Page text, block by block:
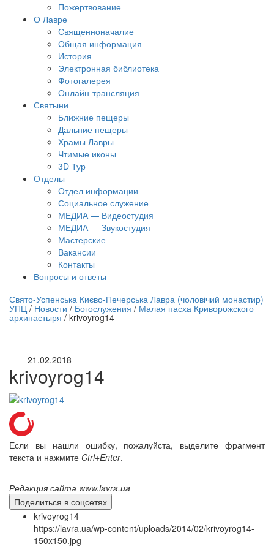
Пожертвование
О Лавре
Священноначалие
Общая информация
История
Электронная библиотека
Фотогалерея
Онлайн-трансляция
Святыни
Ближние пещеры
Дальние пещеры
Храмы Лавры
Чтимые иконы
3D Тур
Отделы
Отдел информации
Социальное служение
МЕДИА — Видеостудия
МЕДИА — Звукостудия
Мастерские
Вакансии
Контакты
Вопросы и ответы
трансляция | 12 сентября
трансляции
Свято-Успенська Києво-Печерська Лавра (чоловічий монастир)
УПЦ / Новости / Богослужения / Малая пасха Криворожского
архипастыря / krivoyrog14
21.02.2018
krivoyrog14
Если вы нашли ошибку, пожалуйста, выделите фрагмент
текста и нажмите Ctrl+Enter.
Редакция сайта www.lavra.ua
Поделиться в соцсетях
krivoyrog14
https://lavra.ua/wp-content/uploads/2014/02/krivoyrog14-
150x150.jpg